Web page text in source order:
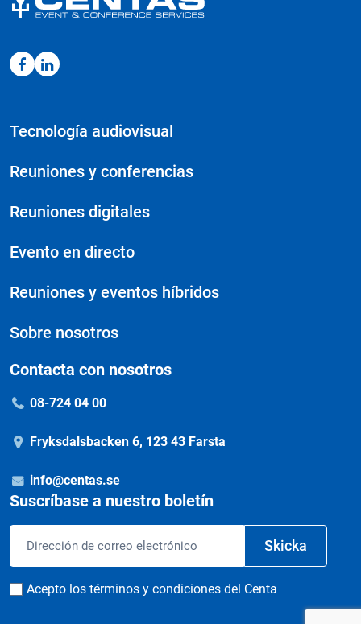
Tecnología audiovisual
Reuniones y conferencias
Reuniones digitales
Evento en directo
Reuniones y eventos híbridos
Sobre nosotros
Contacta con nosotros
08-724 04 00
Fryksdalsbacken 6, 123 43 Farsta
info@centas.se
Suscríbase a nuestro boletín
electrónico
Skicka
Consentimiento
Acepto los términos y condiciones del Centa